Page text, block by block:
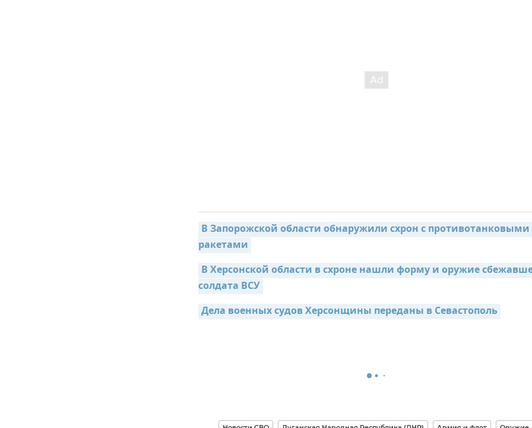
В Запорожской области обнаружили схрон с противотанковыми
ракетами
В Херсонской области в схроне нашли форму и оружие
солдата ВСУ
Дела военных судов Херсонщины переданы в Севастополь